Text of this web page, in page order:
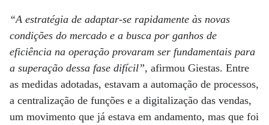
“A estratégia de adaptar-se rapidamente às novas
condições do mercado e a busca por ganhos de
eficiência na operação provaram ser fundamentais para
a superação dessa fase difícil”, afirmou Giestas. Entre
as medidas adotadas, estavam a automação de processos,
a centralização de funções e a digitalização das vendas,
um movimento que já estava em andamento, mas que foi